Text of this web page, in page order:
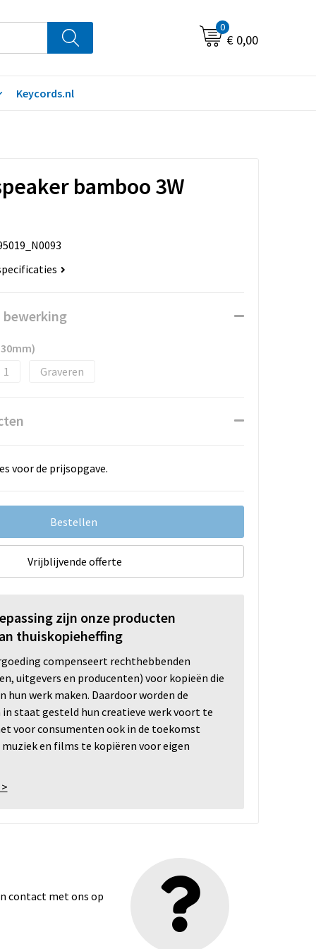
0
€ 0,00
Keycords.nl
bamboo 3W
bewerking
1
Graveren
voor de prijsopgave.
Bestellen
Vrijblijvende offerte
zijn onze producten
thuiskopieheffing
compenseert rechthebbenden
uitgevers en producenten) voor kopieën die
hun werk maken. Daardoor worden de
staat gesteld hun creatieve werk voort te
voor consumenten ook in de toekomst
en films te kopiëren voor eigen
contact met ons op